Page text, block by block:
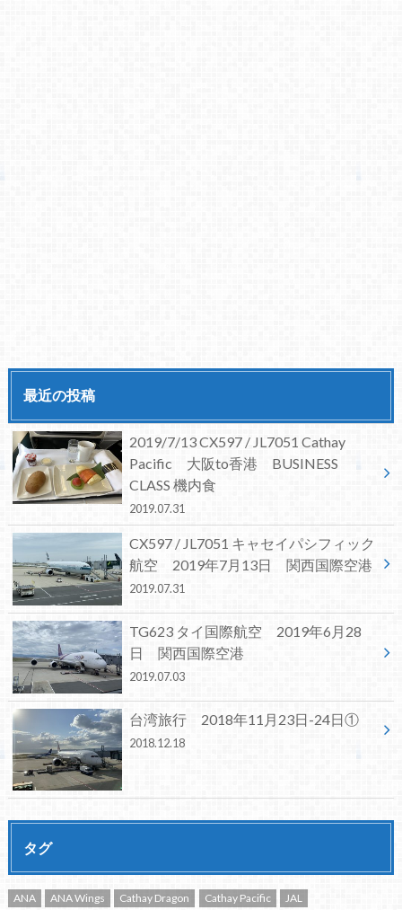
最近の投稿
2019/7/13 CX597 / JL7051 Cathay
Pacific 大阪to香港 BUSINESS
CLASS 機内食
2019.07.31
CX597 / JL7051 キャセイパシフィック
航空 2019年7月13日 関西国際空港
2019.07.31
TG623 タイ国際航空 2019年6月28
日 関西国際空港
2019.07.03
台湾旅行 2018年11月23日-24日①
2018.12.18
タグ
ANA ANA Wings Cathay Dragon Cathay Pacific JAL